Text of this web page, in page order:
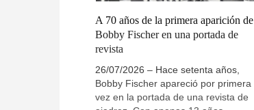
A 70 años de la primera aparición de
Bobby Fischer en una portada de
revista
26/07/2026 – Hace setenta años,
Bobby Fischer apareció por primera
vez en la portada de una revista de